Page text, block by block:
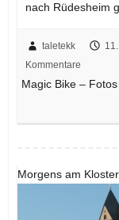
nach Rüdesheim
taletekk
Kommentare
Magic Bike –
Morgens am